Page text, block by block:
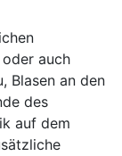
auch
Blasen an den
des
auf dem